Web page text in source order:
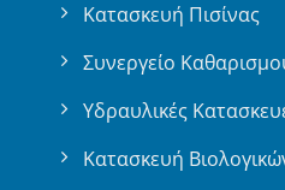
Κατασκευή Πισίνας
Συνεργείο
Υδραυλικές
Κατασκευή